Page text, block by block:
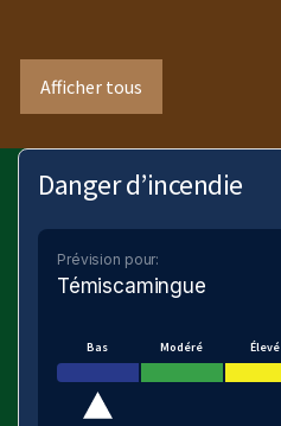
Afficher tous
Danger d’incendie
Prévision pour:
Témiscamingue
Bas Modéré Élevé